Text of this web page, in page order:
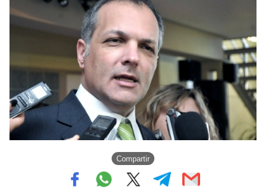
Compartir